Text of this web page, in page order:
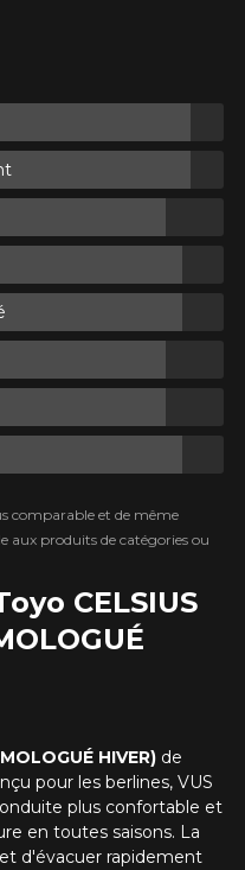
CELSIUS
HIVER)de
pour les berlines, VUS
plus confortable et
en toutes saisons. La
d'évacuer rapidement
comparable et de même
aux produits de catégories ou